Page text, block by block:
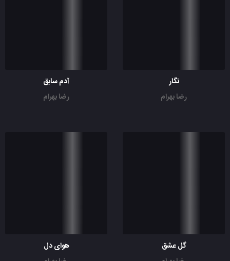
نگار
رضا بهرام
آدم سابق
رضا بهرام
گل عشق
هوای دل